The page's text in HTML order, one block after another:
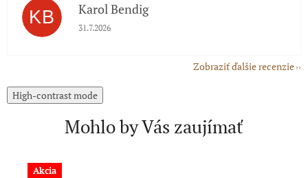
KB Karol Bendig
Hodnotenie obchodu je 5 z 5 hviezdičiek.
31.7.2026
Zobraziť ďalšie recenzie
High-contrast mode
Mohlo by Vás zaujímať
Akcia